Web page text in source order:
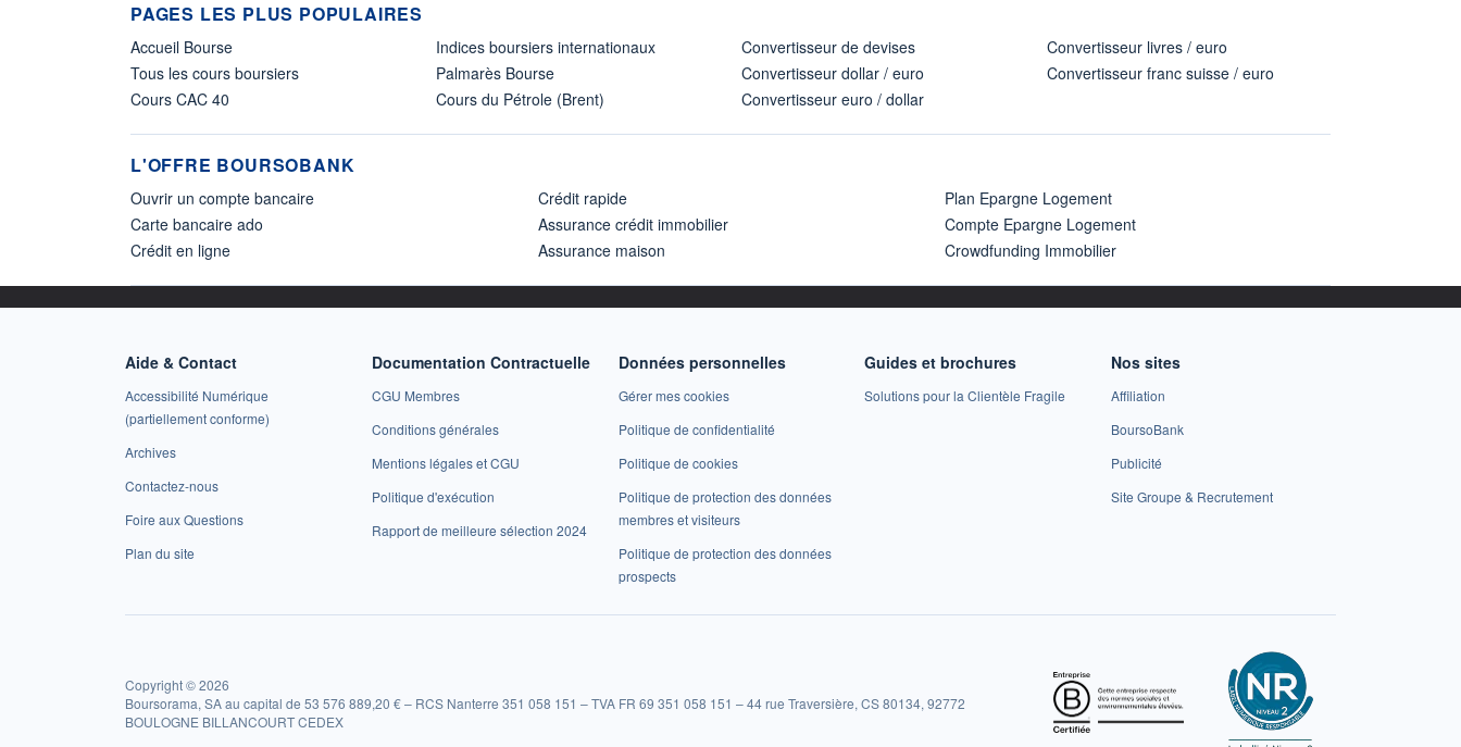
PAGES LES PLUS POPULAIRES
Accueil Bourse
Tous les cours boursiers
Cours CAC 40
Indices boursiers internationaux
Palmarès Bourse
Cours du Pétrole (Brent)
Convertisseur de devises
Convertisseur dollar / euro
Convertisseur euro / dollar
Convertisseur livres / euro
Convertisseur franc suisse / euro
L'OFFRE BOURSOBANK
Ouvrir un compte bancaire
Carte bancaire ado
Crédit en ligne
Crédit rapide
Assurance crédit immobilier
Assurance maison
Plan Epargne Logement
Compte Epargne Logement
Crowdfunding Immobilier
Aide & Contact
Accessibilité Numérique
(partiellement conforme)
Archives
Contactez-nous
Foire aux Questions
Plan du site
Documentation Contractuelle
CGU Membres
Conditions générales
Mentions légales et CGU
Politique d'exécution
Rapport de meilleure sélection 2024
Données personnelles
Gérer mes cookies
Politique de confidentialité
Politique de cookies
Politique de protection des données
membres et visiteurs
Politique de protection des données
prospects
Guides et brochures
Solutions pour la Clientèle Fragile
Nos sites
Affiliation
BoursoBank
Publicité
Site Groupe & Recrutement
Copyright © 2026
Boursorama, SA au capital de 53 576 889,20 € – RCS Nanterre 351 058 151 – TVA FR 69 351 058 151 – 44 rue Traversière, CS 80134, 92772
BOULOGNE BILLANCOURT CEDEX